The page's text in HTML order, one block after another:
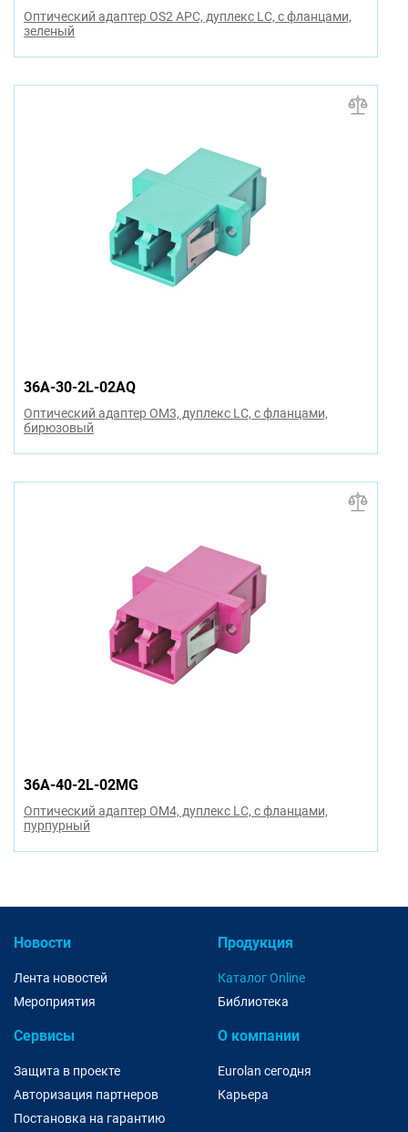
Оптический адаптер OS2 APC, дуплекс LC, с фланцами,
зеленый
36A-30-2L-02AQ
Оптический адаптер OM3, дуплекс LC, с фланцами,
бирюзовый
36A-40-2L-02MG
Оптический адаптер OM4, дуплекс LC, с фланцами,
пурпурный
Новости
Лента новостей
Мероприятия
Продукция
Каталог Online
Библиотека
Сервисы
Защита в проекте
Авторизация партнеров
Постановка на гарантию
О компании
Eurolan сегодня
Карьера